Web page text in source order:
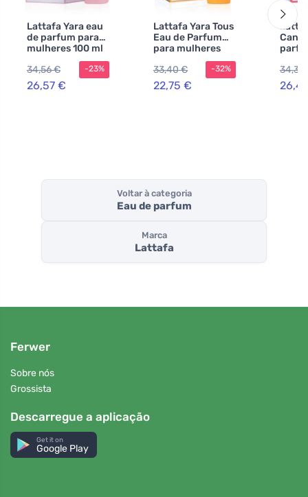
Lattafa Yara eau
de parfum para
mulheres 100 ml
34,56 €
26,57 €
-23%
Lattafa Yara Tous
Eau de Parfum
para mulheres
33,40 €
22,75 €
-32%
34,36
Voltar à categoria
Eau de parfum
Marca
Lattafa
Ferwer
Sobre nós
Grossista
Descarregue a aplicação
Get it on
Google Play